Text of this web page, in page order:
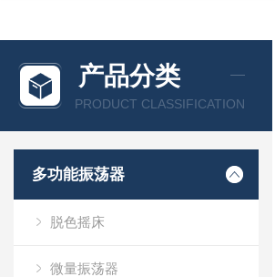
产品分类
PRODUCT CLASSIFICATION
多功能振荡器
脱色摇床
微量振荡器